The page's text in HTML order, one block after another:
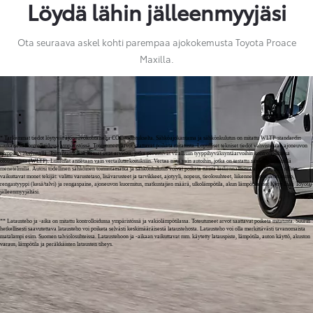
Löydä lähin jälleenmyyjäsi
Ota seuraava askel kohti parempaa ajokokemusta Toyota Proace
Maxilla.
* Tarkemmat tiedot löytyvät ajoneuvokohtaiselta COC-todistukselta. Sähköajokantama ja sähkönkulutus on mitattu WLTP-standardin
mukaisesti kontrolloidussa ympäristössä. Toteutuneet arvot saattavat poiketa mitatusta. Lopulliset tekniset tiedot vahvistetaan ajoneuvon
tyyppihyväksynnällä. Toimintamatkalukemat ovat arvioita, jotka perustuvat virallisiin tyyppihyväksyntäarvoihin kontrolloiduissa
olosuhteissa (WLTP). Lukemat annetaan vain vertailutarkoituksiin. Vertaa niitä vain autoihin, jotka on testattu samoilla teknisillä
menetelmillä. Autosi todellinen sähköinen toimintamatka ja sähkönkulutus voivat poiketa näistä laskennallisista arvoista, sillä siihen
vaikuttavat monet tekijät: valittu varustetaso, lisävarusteet ja tarvikkeet, ajotyyli, nopeus, tieolosuhteet, liikenne, ajoneuvon kunto,
rengastyyppi (kesä/talvi) ja rengaspaine, ajoneuvon kuormitus, matkustajien määrä, ulkolämpötila, akun lämpötila jne. Kysy lisää Toyota-
jälleenmyyjältäsi.
** Latausteho ja -aika on mitattu kontrolloidussa ympäristössä ja vakiolämpötilassa. Toteutuneet arvot saattavat poiketa mitatusta. Suurin
hetkellisesti saavutettava latausteho voi poiketa selvästi keskimääräisestä lataustehosta. Latausteho voi olla merkittävästi tavanomaista
matalampi esim. Suomen talviolosuhteissa. Lataustehoon ja -aikaan vaikuttavat mm. käytetty latauspiste, lämpötila, auton käyttö, akuston
varaus, lämpötila ja peräkkäisten latausten tiheys.
Mallisto
Mallisto
Uudet autot
Toyota bZ4X
Toyota bZ4X Touring